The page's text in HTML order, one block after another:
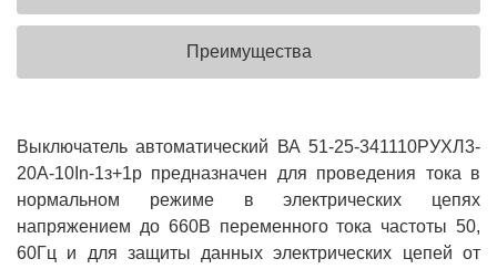
Преимущества
Выключатель автоматический ВА 51-25-341110РУХЛ3-
20А-10In-1з+1р предназначен для проведения тока в
нормальном режиме в электрических цепях
напряжением до 660В переменного тока частоты 50,
60Гц и для защиты данных электрических цепей от